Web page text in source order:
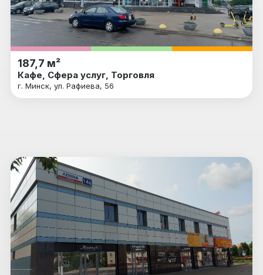
187,7 м²
Кафе, Сфера услуг, Торговля
г. Минск, ул. Рафиева, 56